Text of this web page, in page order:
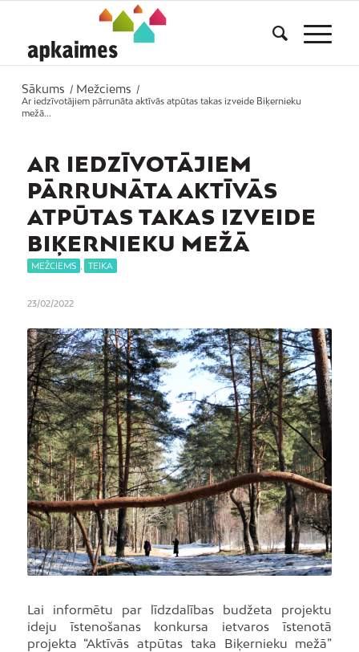
Sākums / Mežciems
/
Ar iedzīvotājiem pārrunāta aktīvās atpūtas takas izveide Biķernieku
mežā...
AR IEDZĪVOTĀJIEM
PĀRRUNĀTA AKTĪVĀS
ATPŪTAS TAKAS IZVEIDE
BIĶERNIEKU MEŽĀ
MEŽCIEMS TEIKA
23/02/2022
Lai informētu par līdzdalības budžeta projektu
ideju īstenošanas konkursa ietvaros īstenotā
projekta “Aktīvās atpūtas taka Biķernieku mežā”